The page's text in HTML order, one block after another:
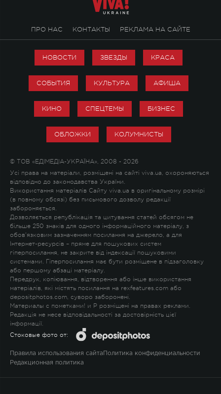
ПРО НАС КОНТАКТЫ РЕКЛАМА НА САЙТЕ
НОВОСТИ ЗВЕЗДЫ КРАСА
СОБЫТИЯ КУЛЬТУРА АФИША
КИНО СПЕЦТЕМЫ БИЗНЕС
ОБЛОЖКИ КОЛУМНИСТЫ
© ТОВ «ЕДІМЕДІА-УКРАЇНА», 2008 - 2026
Усі права на матеріали, розміщені на сайті viva.ua, охороняються
відповідно до законодавства України.
Використання матеріалів Сайту viva.ua в оригінальному розмірі
(в повному обсязі) без письмового дозволу редакції
забороняється.
Дозволяється републікація та цитування статей обсягом не
більше 250 знаків для одного інформаційного матеріалу, з
обов'язковим зазначенням посилання на джерело, а для
Інтернет-ресурсів – пряме для пошукових систем
гіперпосилання, не закрите від індексації пошуковими
системами. Гіперпосилання має бути розміщене в підзаголовку
або першому абзаці матеріалу.
Передрук, копіювання, відтворення або інше використання
матеріалів, які містять посилання на rexfeatures.com або
depositphotos.com, суворо заборонені.
Материалы с пометками! и P розміщені на правах реклами.
Редакція не несе відповідальності за достовірність цієї
інформації.
Стоковые фото от:
Правила использования сайта Политика конфиденциальности
Редакционная политика